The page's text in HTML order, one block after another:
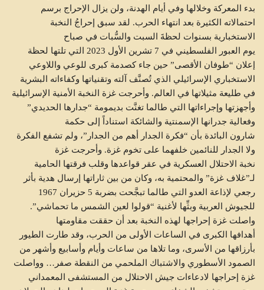
بدء المعركة وخلالها وفي أيام الهدنة، ولن يزال الإحراج برسم
احتمالاته الكثيرة بعد انتهاء الحرب. لقد سبق إحراجُ النخبة
الاستخبارية بسنوات لحظةَ السبت والسُّبات في صباح
يوم العبور الفلسطيني في 7 تشرين الأول 2023 التي تلتها لحظة
إعلان “طوفان الأقصى” حين جاء كصدمة كبرى للوعي واللاوعي
الاستخباري الإسرائيلي الذي تُصنَّف آلته وتقنياتها وكفاءاته البشرية
في طليعة مثيلاتها في العالم. وأحرجت غزة النخبة الأمنية الإسرائيلية
وأجهزتها وإجراءاتها التي طالما تغنَّت بديمومة “جدارها الحديدي”
وفعالية جدرانها الإسمنتية والشائكة استناداً إلى حكمة
شارون البائدة بأن “فكرة الجدار أهم من الجدار”، ولم تشفع الفكرة
ولا الجدار للنائمين خلفهما على تخوم غزة. وأحرجت غزة
نخبة الاحتلال العسكرية في عقر قواعدها وقلب فرقتها الحامية
لـ”غلاف غزة” والمحتمية به، وكان من بين ثاراتها إرسال هدية بأثر
رجعي لإذاعة العدو التي طالما تبجَّحت بضربة 5 حزيران 1967
للجيوش العربية وبثِّها لأغنية “قولوا لعين الشمس ما تحماشي”.
واصلت غزة إحراجها لهذه النخبة بعد أن حققت مقاومتها
أهدافها الكبرى في الساعات الأولى من الحرب، وقد طارت الطيور
بأرزاقها من الأسرى، وما تلاها من ساعات وأيام وأسابيع وأشهر من
الصمود الأسطوري والاشتباك الملحمي من النقطة صفر… وواصلت
غزة إحراجها لادعاءات جيش الاحتلال من المستشفى المعمداني